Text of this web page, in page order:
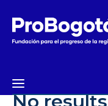
Quiénes